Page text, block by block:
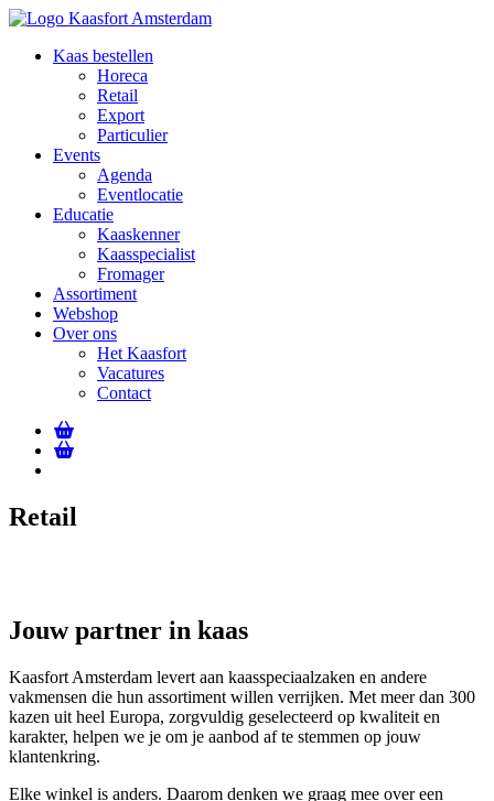
Kaas bestellen
Horeca
Retail
Export
Particulier
Events
Agenda
Eventlocatie
Educatie
Kaaskenner
Kaasspecialist
Fromager
Assortiment
Webshop
Over ons
Het Kaasfort
Vacatures
Contact
Retail
Jouw partner in kaas
Kaasfort Amsterdam levert aan kaasspeciaalzaken en andere
vakmensen die hun assortiment willen verrijken. Met meer dan 300
kazen uit heel Europa, zorgvuldig geselecteerd op kwaliteit en
karakter, helpen we je om je aanbod af te stemmen op jouw
klantenkring.
Elke winkel is anders. Daarom denken we graag mee over een